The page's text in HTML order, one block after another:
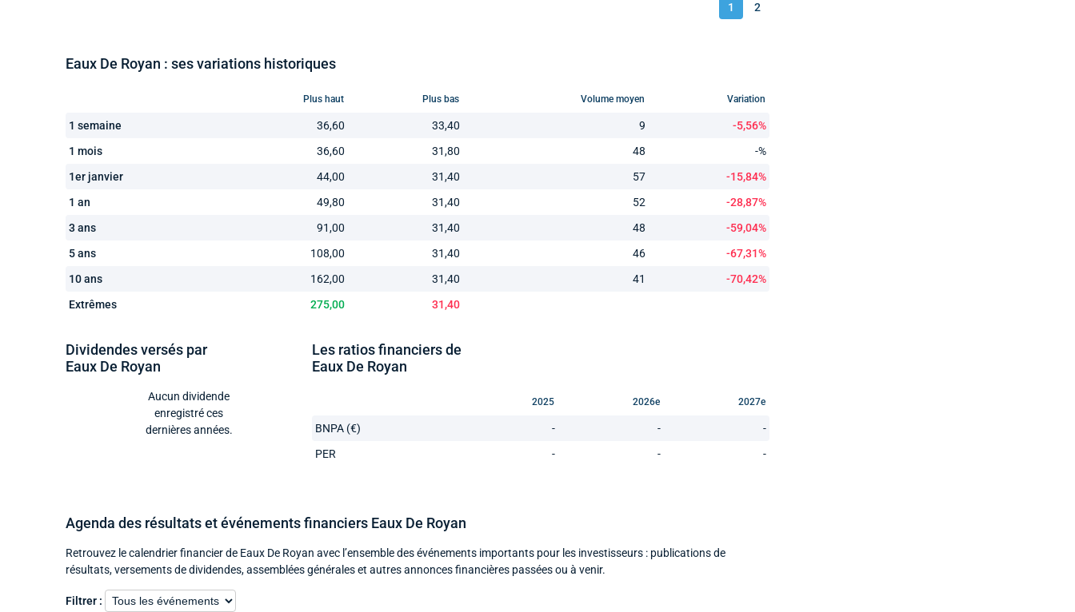
1 2
Eaux De Royan : ses variations historiques
Plus haut Plus bas Volume moyen Variation
1 semaine 36,60 33,40 9
-5,56%
1 mois
36,60 31,80 48
-%
1er janvier
44,00 31,40 57
-15,84%
1 an
49,80 31,40 52
-28,87%
3 ans
91,00 31,40 48
-59,04%
5 ans
108,00 31,40 46
-67,31%
10 ans
162,00 31,40 41
-70,42%
Extrêmes
275,00 31,40
Dividendes versés par
Eaux De Royan
Aucun dividende
enregistré ces
dernières années.
Les ratios financiers de
Eaux De Royan
2025 2026e 2027e
BNPA (€) - -
-
PER
- - -
Agenda des résultats et événements financiers Eaux De Royan
Retrouvez le calendrier financier de Eaux De Royan avec l’ensemble des événements importants pour les investisseurs : publications de
résultats, versements de dividendes, assemblées générales et autres annonces financières passées ou à venir.
Filtrer :